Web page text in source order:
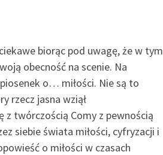
biorąc pod uwagę, że w tym
obecność na scenie. Na
o… miłości. Nie są to
rzecz jasna wziął
twórczością Comy z pewnością
siebie świata miłości, cyfryzacji i
o miłości w czasach